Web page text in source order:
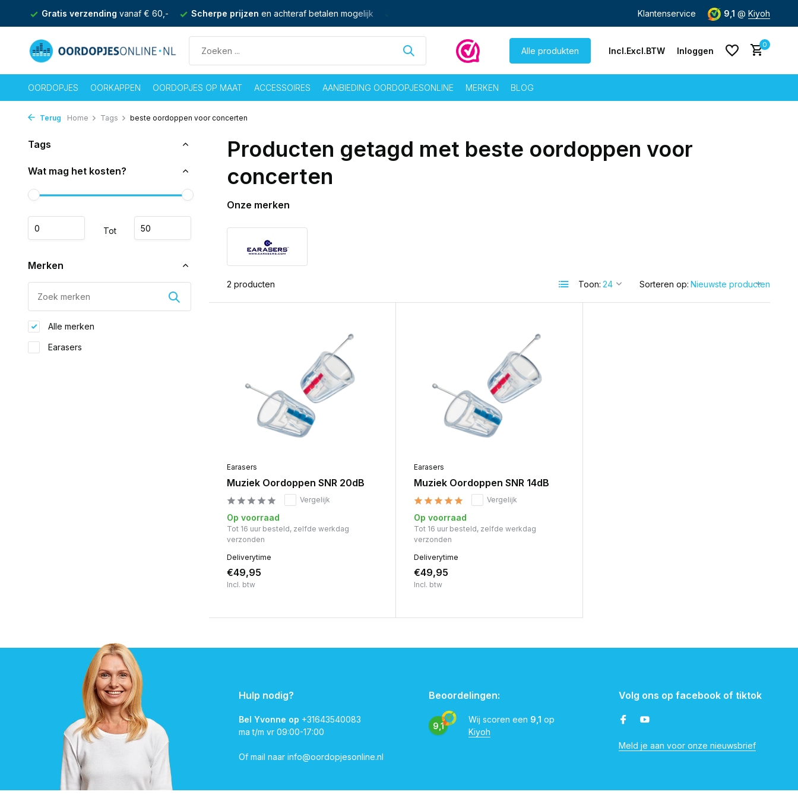
Gratis verzending vanaf € 60,- Scherpe prijzen en achteraf betalen mogelijk Gratis verzending vanaf € 60,-
Klantenservice 9,1 @ Kiyoh
Alle produkten Incl.Excl.BTW Inloggen
Account aanmaken
0
OORDOPJES OORKAPPEN OORDOPJES OP MAAT ACCESSOIRES AANBIEDING OORDOPJESONLINE MERKEN BLOG
Terug Home Tags beste oordoppen voor concerten
Tags
Wat mag het kosten?
Tot
Merken
Alle merken
Earasers
Producten getagd met beste oordoppen voor
concerten
Onze merken
2 producten Toon: Sorteren op:
Earasers
Muziek Oordoppen SNR 20dB
Vergelijk
Op voorraad
Tot 16 uur besteld, zelfde werkdag
verzonden
Deliverytime
€49,95
Incl. btw
Earasers
Muziek Oordoppen SNR 14dB
Vergelijk
Op voorraad
Tot 16 uur besteld, zelfde werkdag
verzonden
Deliverytime
€49,95
Incl. btw
Hulp nodig?
Bel Yvonne op +31643540083
ma t/m vr 09:00-17:00
Of mail naar info@oordopjesonline.nl
Beoordelingen:
9,1
Wij scoren een 9,1 op
Kiyoh
Volg ons op facebook of tiktok
Meld je aan voor onze nieuwsbrief